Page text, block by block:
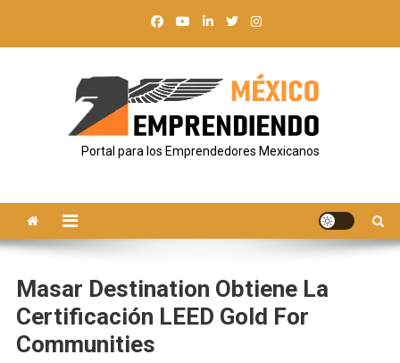
Portal para los Emprendedores Mexicanos
Masar Destination Obtiene La
Certificación LEED Gold For
Communities